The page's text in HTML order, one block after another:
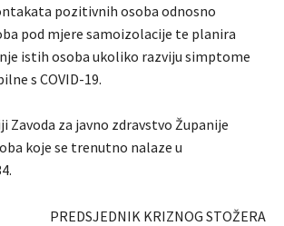
pozitivnih osoba odnosno
pod mjere samoizolacije te planira
istih osoba ukoliko razviju simptome
s COVID-19.
Zavoda za javno zdravstvo Županije
koje se trenutno nalaze u
PREDSJEDNIK KRIZNOG STOŽERA